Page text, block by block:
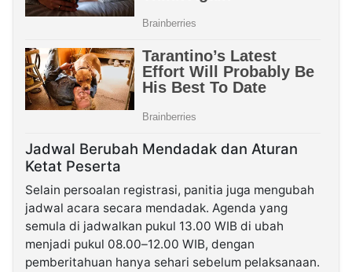
Jadwal Berubah Mendadak dan Aturan
Ketat Peserta
Selain persoalan registrasi, panitia juga mengubah
jadwal acara secara mendadak. Agenda yang
semula di jadwalkan pukul 13.00 WIB di ubah
menjadi pukul 08.00–12.00 WIB, dengan
pemberitahuan hanya sehari sebelum pelaksanaan.